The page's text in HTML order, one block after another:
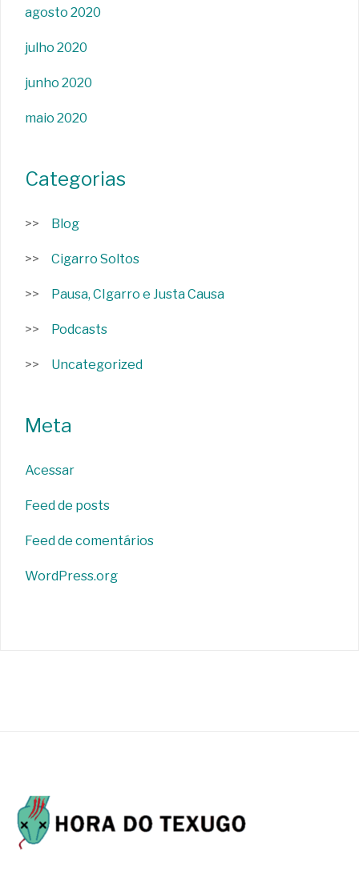
agosto 2020
julho 2020
junho 2020
maio 2020
Categorias
Blog
Cigarro Soltos
Pausa, CIgarro e Justa Causa
Podcasts
Uncategorized
Meta
Acessar
Feed de posts
Feed de comentários
WordPress.org